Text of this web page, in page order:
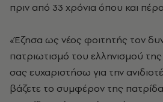
πριν από 33 χρόνια όπου και
«Έζησα ως νέος φοιτητής τον
πατριωτισμό του ελληνισμού
σας ευχαριστήσω για την
βάζετε το συμφέρον της